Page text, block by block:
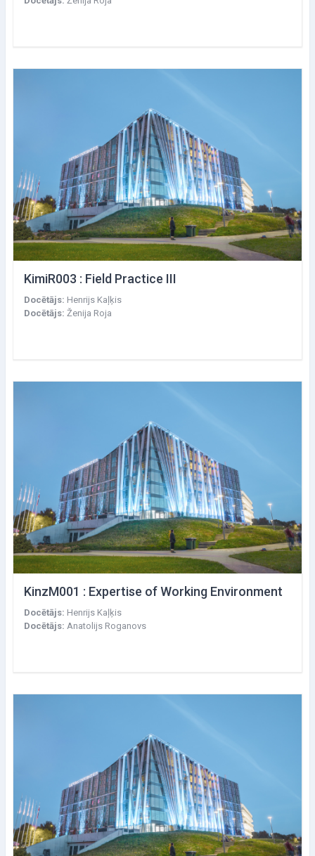
KimiR003 : Field Practice III
Docētājs: Henrijs Kaļķis
Docētājs: Ženija Roja
KinzM001 : Expertise of Working Environment
Docētājs: Henrijs Kaļķis
Docētājs: Anatolijs Roganovs